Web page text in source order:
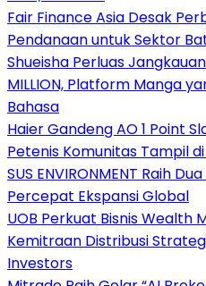
Fair Finance Asia Desak
Pendanaan untuk Sektor
Shueisha Perluas
MILLION, Platform Manga
Bahasa
Haier Gandeng AO 1 Point
Petenis Komunitas Tampil
SUS ENVIRONMENT Raih
Percepat Ekspansi Global
UOB Perkuat Bisnis Wealth
Kemitraan Distribusi
Investors